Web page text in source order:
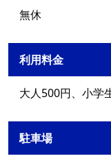
無休
利用料金
大人500円、小学
駐車場